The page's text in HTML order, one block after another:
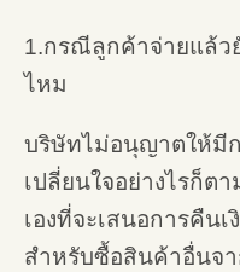
1.กรณีลูกค้าจ่ายแล้ว
ไหม
บริษัทไม่อนุญาตให้มี
เปลี่ยนใจอย่างไรก็ต
เองที่จะเสนอการคืน
สำหรับซื้อสินค้าอื่นจา